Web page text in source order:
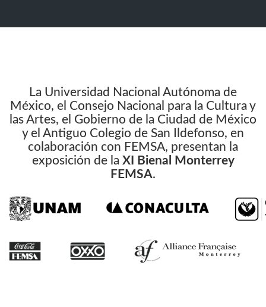
La Universidad Nacional Autónoma de
México, el Consejo Nacional para la Cultura y
las Artes, el Gobierno de la Ciudad de México
y el Antiguo Colegio de San Ildefonso, en
colaboración con FEMSA, presentan la
exposición de la XI Bienal Monterrey
FEMSA.